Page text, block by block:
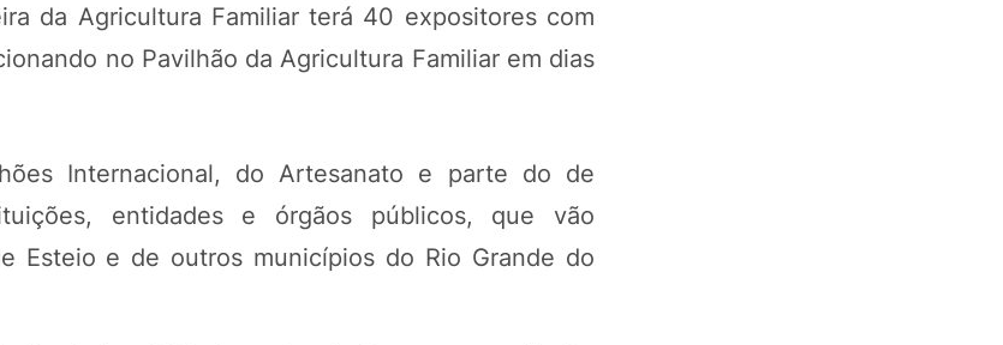
da Agricultura Familiar terá 40 expositores com
no Pavilhão da Agricultura Familiar em dias
Internacional, do Artesanato e parte do de
entidades e órgãos públicos, que vão
Esteio e de outros municípios do Rio Grande do